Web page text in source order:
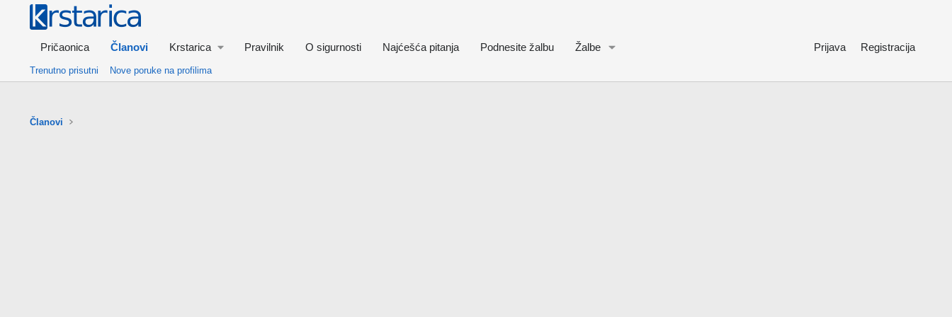
Pričaonica Članovi Krstarica Pravilnik O sigurnosti Najćešća pitanja Podnesite žalbu Žalbe Prijava Registracija
Trenutno prisutni Nove poruke na profilima
Članovi